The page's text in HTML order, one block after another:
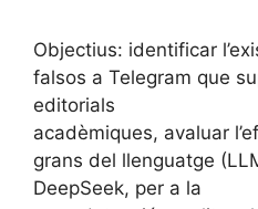
Objectius: identificar
falsos a Telegram que
editorials
acadèmiques, avaluar
grans del llenguatge
DeepSeek, per a la